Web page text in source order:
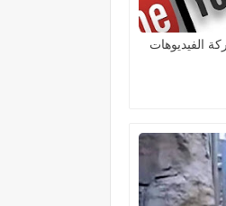
الفيديوهات